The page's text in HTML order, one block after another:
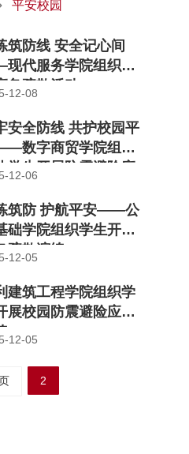
平安校园
筑防线 安全记心间
代服务学院组织防
急疏散活动
12-08
安全防线 共护校园平
数字商贸学院组织
学生开展防震避险应
12-06
筑防 护航平安——公
础学院组织学生开展
疏散演练
12-05
建筑工程学院组织学
展校园防震避险应急
12-05
2